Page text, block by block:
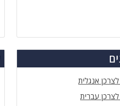
לצרכן אנגלית
לצרכן עברית